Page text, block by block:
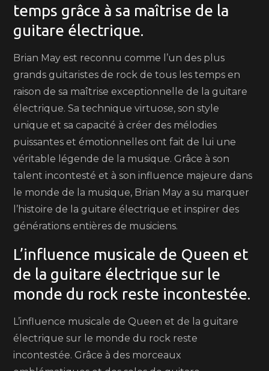
temps grâce à sa maîtrise de la
guitare électrique.
Brian May est reconnu comme l’un des plus
grands guitaristes de rock de tous les temps en
raison de sa maîtrise exceptionnelle de la guitare
électrique. Sa technique virtuose, son style
unique et sa capacité à créer des mélodies
puissantes et émotionnelles ont fait de lui une
véritable légende de la musique. Grâce à son
talent incontesté et à son influence majeure dans
le monde de la musique, Brian May a su marquer
l’histoire de la guitare électrique et inspirer des
générations entières de musiciens.
L’influence musicale de Queen et
de la guitare électrique sur le
monde du rock reste incontestée.
L’influence musicale de Queen et de la guitare
électrique sur le monde du rock reste
incontestée. Grâce à des morceaux